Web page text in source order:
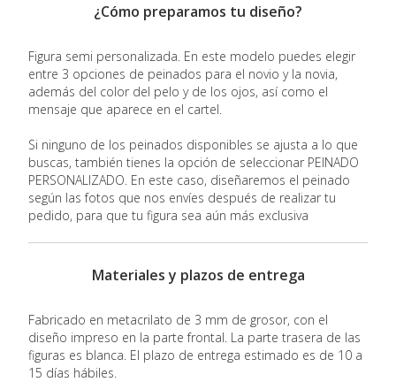
¿Cómo preparamos tu diseño?
Figura semi personalizada. En este modelo puedes elegir
entre 3 opciones de peinados para el novio y la novia,
además del color del pelo y de los ojos, así como el
mensaje que aparece en el cartel.
Si ninguno de los peinados disponibles se ajusta a lo que
buscas, también tienes la opción de seleccionar PEINADO
PERSONALIZADO. En este caso, diseñaremos el peinado
según las fotos que nos envíes después de realizar tu
pedido, para que tu figura sea aún más exclusiva
Materiales y plazos de entrega
Fabricado en metacrilato de 3 mm de grosor, con el
diseño impreso en la parte frontal. La parte trasera de las
figuras es blanca. El plazo de entrega estimado es de 10 a
15 días hábiles.